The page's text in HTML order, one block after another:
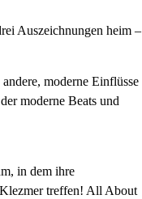
Auszeichnungen heim –
moderne Einflüsse
moderne Beats und
in dem ihre
treffen! All About